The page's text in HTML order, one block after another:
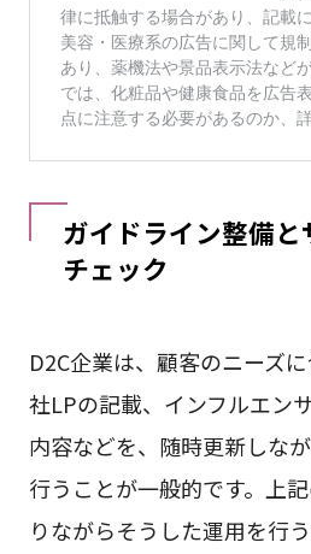
ガイドライン整備と
チェック
D2C企業は、顧客のニーズ
社LPの記載、インフルエン
内容などを、随時更新しな
行うことが一般的です。上
りながらそうした運用を行う